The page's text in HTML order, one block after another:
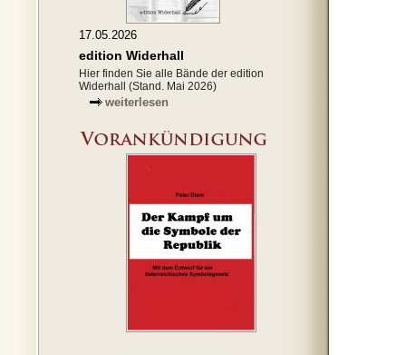
17.05.2026
edition Widerhall
Hier finden Sie alle Bände der edition
Widerhall (Stand. Mai 2026)
weiterlesen